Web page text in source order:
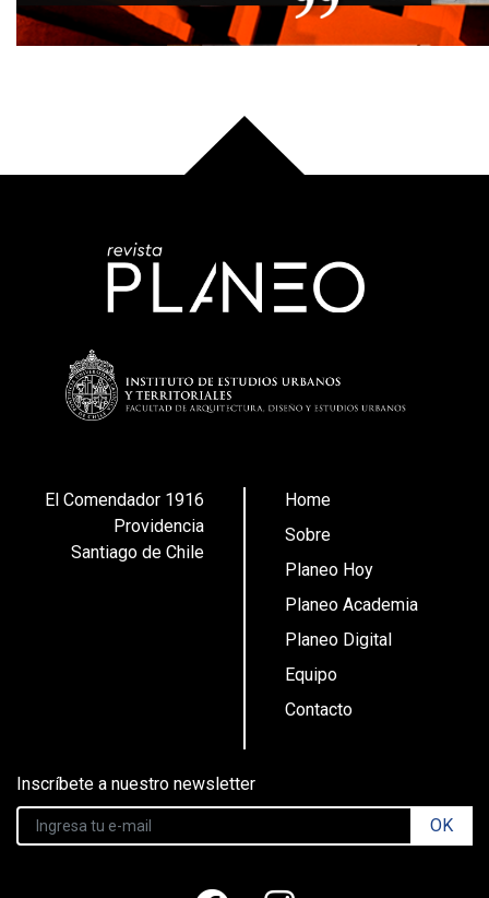
El Comendador 1916
Providencia
Santiago de Chile
Home
Sobre
Planeo Hoy
Planeo Academia
Planeo Digital
Equipo
Contacto
Inscríbete a nuestro newsletter
OK